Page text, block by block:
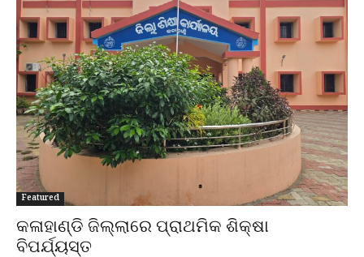
Featured
କଳାହାଣ୍ଡି ଜିଲ୍ଲାରେ ପ୍ରାଥମିକ ଶିକ୍ଷା
ବିପର୍ଯ୍ୟସ୍ତ